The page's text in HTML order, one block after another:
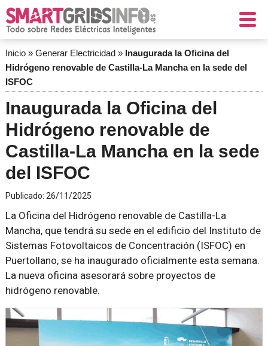
Inicio» Generar Electricidad» Inaugurada la Oficina del
Hidrógeno renovable de Castilla-La Mancha en la sede del
ISFOC
Inaugurada la Oficina del
Hidrógeno renovable de
Castilla-La Mancha en la sede
del ISFOC
Publicado: 26/11/2025
La Oficina del Hidrógeno renovable de Castilla-La
Mancha, que tendrá su sede en el edificio del Instituto de
Sistemas Fotovoltaicos de Concentración (ISFOC) en
Puertollano, se ha inaugurado oficialmente esta semana.
La nueva oficina asesorará sobre proyectos de
hidrógeno renovable.